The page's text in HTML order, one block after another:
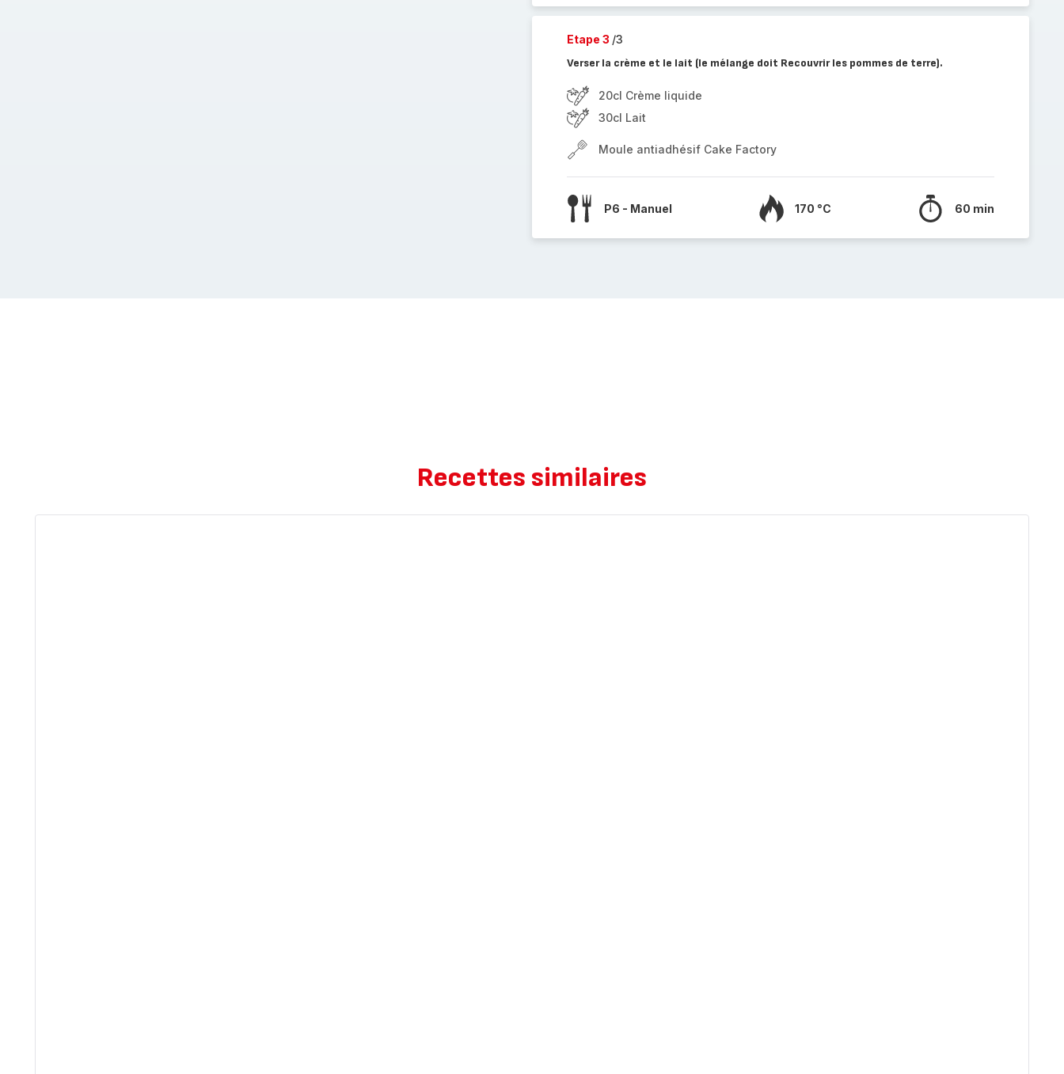
Etape 3 /3
Verser la crème et le lait (le mélange doit Recouvrir les pommes de terre).
20cl Crème liquide
30cl Lait
Moule antiadhésif Cake Factory
P6 - Manuel 170 °C 60 min
Recettes similaires